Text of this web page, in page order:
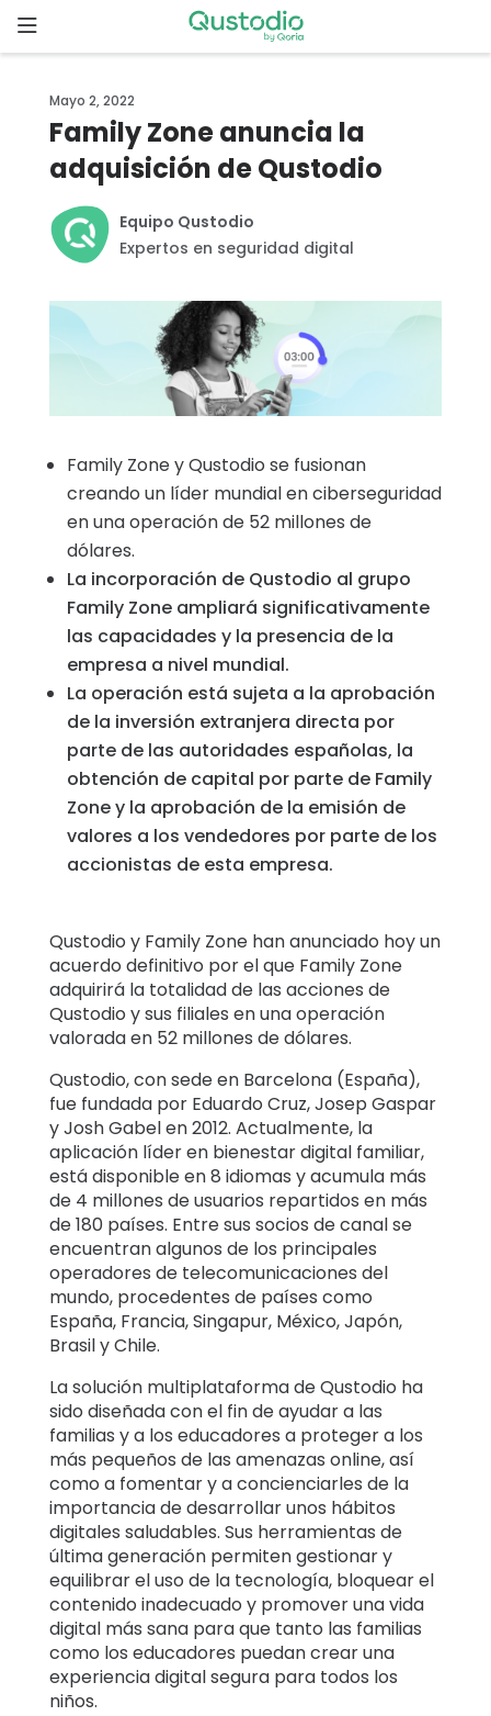
to
content
Comenzar
¿Por qué
elegir
Qustodio?
Funcionalidades
familiares
Centro de
aprendizaje
Asistencia
Acceso Crear cuenta
Mayo 2, 2022
Family Zone anuncia la
adquisición de Qustodio
Equipo Qustodio
Expertos en seguridad digital
Family Zone y Qustodio se fusionan
creando un líder mundial en ciberseguridad
en una operación de 52 millones de
dólares.
La incorporación de Qustodio al grupo
Family Zone ampliará significativamente
las capacidades y la presencia de la
empresa a nivel mundial.
La operación está sujeta a la aprobación
de la inversión extranjera directa por
parte de las autoridades españolas, la
obtención de capital por parte de Family
Zone y la aprobación de la emisión de
valores a los vendedores por parte de los
accionistas de esta empresa.
Qustodio y Family Zone han anunciado hoy un
acuerdo definitivo por el que Family Zone
adquirirá la totalidad de las acciones de
Qustodio y sus filiales en una operación
valorada en 52 millones de dólares.
Qustodio, con sede en Barcelona (España),
fue fundada por Eduardo Cruz, Josep Gaspar
y Josh Gabel en 2012. Actualmente, la
aplicación líder en bienestar digital familiar,
está disponible en 8 idiomas y acumula más
de 4 millones de usuarios repartidos en más
de 180 países. Entre sus socios de canal se
encuentran algunos de los principales
operadores de telecomunicaciones del
mundo, procedentes de países como
España, Francia, Singapur, México, Japón,
Brasil y Chile.
La solución multiplataforma de Qustodio ha
sido diseñada con el fin de ayudar a las
familias y a los educadores a proteger a los
más pequeños de las amenazas online, así
como a fomentar y a concienciarles de la
importancia de desarrollar unos hábitos
digitales saludables. Sus herramientas de
última generación permiten gestionar y
equilibrar el uso de la tecnología, bloquear el
contenido inadecuado y promover una vida
digital más sana para que tanto las familias
como los educadores puedan crear una
experiencia digital segura para todos los
niños.